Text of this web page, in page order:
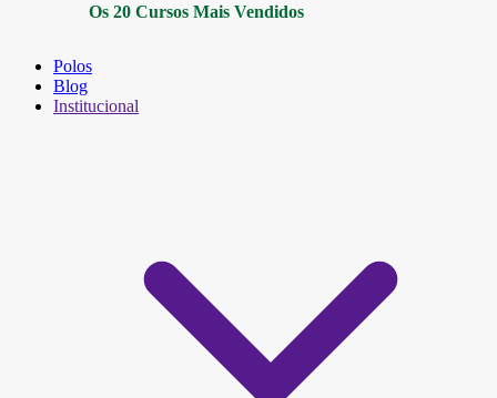
Os 20 Cursos Mais Vendidos
Polos
Blog
Institucional